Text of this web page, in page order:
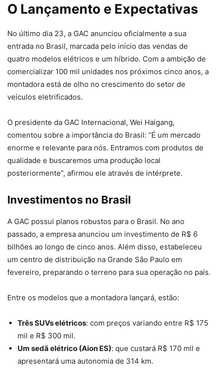
O Lançamento e Expectativas
No último dia 23, a GAC anunciou oficialmente a sua
entrada no Brasil, marcada pelo início das vendas de
quatro modelos elétricos e um híbrido. Com a ambição de
comercializar 100 mil unidades nos próximos cinco anos, a
montadora está de olho no crescimento do setor de
veículos eletrificados.
O presidente da GAC Internacional, Wei Haigang,
comentou sobre a importância do Brasil: “É um mercado
enorme e relevante para nós. Entramos com produtos de
qualidade e buscaremos uma produção local
posteriormente”, afirmou ele através de intérprete.
Investimentos no Brasil
A GAC possui planos robustos para o Brasil. No ano
passado, a empresa anunciou um investimento de R$ 6
bilhões ao longo de cinco anos. Além disso, estabeleceu
um centro de distribuição na Grande São Paulo em
fevereiro, preparando o terreno para sua operação no país.
Entre os modelos que a montadora lançará, estão:
Três SUVs elétricos: com preços variando entre R$ 175
mil e R$ 300 mil.
Um sedã elétrico (Aion ES): que custará R$ 170 mil e
apresentará uma autonomia de 314 km.